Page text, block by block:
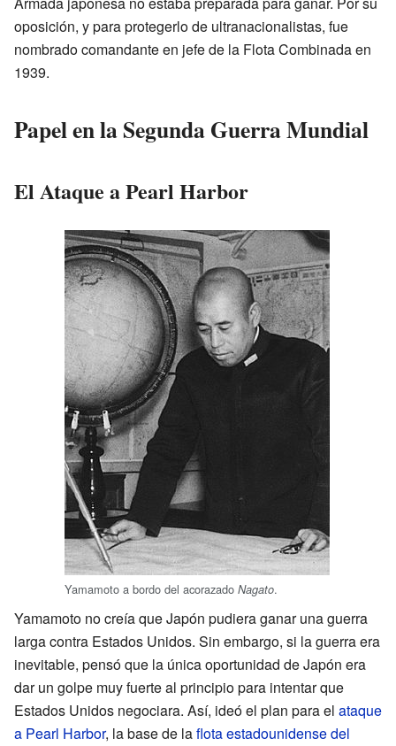
oposición, y para protegerlo de ultranacionalistas, fue
nombrado comandante en jefe de la Flota Combinada en
1939.
Papel en la Segunda Guerra Mundial
El Ataque a Pearl Harbor
Yamamoto a bordo del acorazado Nagato.
Yamamoto no creía que Japón pudiera ganar una guerra
larga contra Estados Unidos. Sin embargo, si la guerra era
inevitable, pensó que la única oportunidad de Japón era
dar un golpe muy fuerte al principio para intentar que
Estados Unidos negociara. Así, ideó el plan para el ataque
a Pearl Harbor, la base de laflota estadounidense del